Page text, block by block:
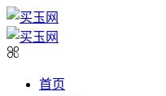
首页